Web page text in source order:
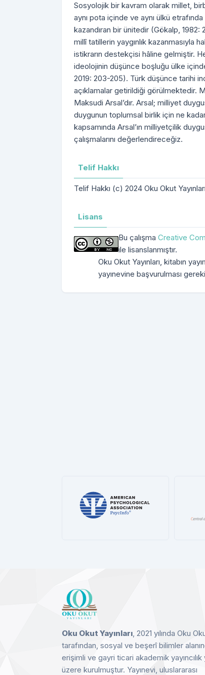
Sosyolojik bir kavram olarak millet,
aynı pota içinde ve aynı ülkü
kazandıran bir ünitedir (Gökalp, 1982:
millî tatillerin yaygınlık kazanmasıyla
istikrarın destekçisi hâline gelmiştir.
ideolojinin düşünce boşluğu ülke
2019: 203-205). Türk düşünce tarihi
açıklamalar getirildiği görülmektedir.
Maksudi Arsal’dır. Arsal; milliyet
duygunun toplumsal birlik için ne
kapsamında Arsal’ın milliyetçilik
çalışmalarını değerlendireceğiz.
Telif Hakkı
Telif Hakkı (c) 2024 Oku Okut Yayınları
Lisans
Bu çalışma Creative
ile lisanslanmıştır.
Oku Okut Yayınları, kitabın
yayınevine başvurulması
Oku Okut Yayınları, 2021 yılında Oku
tarafından, sosyal ve beşerî bilimler
erişimli ve gayri ticari akademik
üzere kurulmuştur. Yayınevi, uluslararası